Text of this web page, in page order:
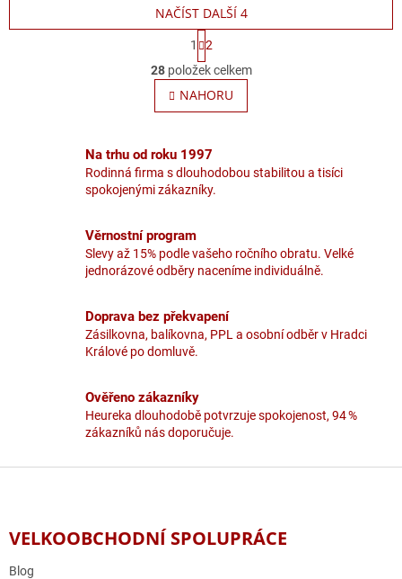
O
v
l
á
a
c
í
p
k
y
p
i
NAČÍST DALŠÍ 4
S
t
r
á
n
k
á
n
í
1
2
28položek celkem
NAHORU
Na trhu od roku 1997
Rodinná firma s dlouhodobou stabilitou a tisíci
spokojenými zákazníky.
Věrnostní program
Slevy až 15% podle vašeho ročního obratu. Velké
jednorázové odběry naceníme individuálně.
Doprava bez překvapení
Zásilkovna, balíkovna, PPL a osobní odběr v Hradci
Králové po domluvě.
Ověřeno zákazníky
Heureka dlouhodobě potvrzuje spokojenost, 94 %
zákazníků nás doporučuje.
Z
VELKOOBCHODNÍ SPOLUPRÁCE
Blog